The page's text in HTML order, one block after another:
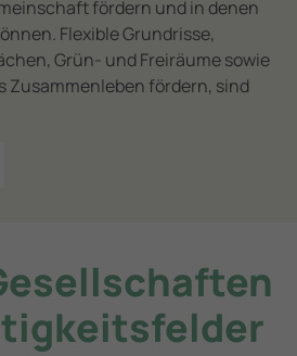
fördern und in denen
Flexible Grundrisse,
Grün- und Freiräume sowie
Zusammenleben fördern, sind